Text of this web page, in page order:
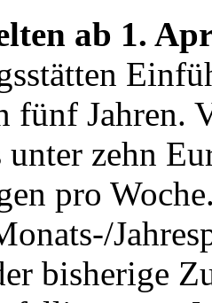
ab 1.
fünf Jahren.
zehn
pro
bisherige